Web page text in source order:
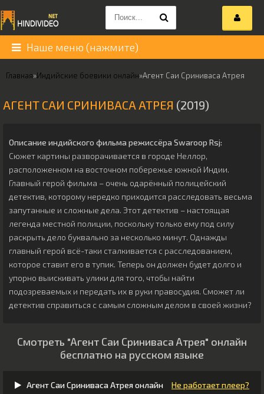
Наше меню (нажмите)
Главная»Индийские боевики онлайн»Агент Саи Сриниваса Атрея
АГЕНТ САИ СРИНИВАСА АТРЕЯ (2019)
Описание индийского фильма режиссёра Swaroop Rsj:
Сюжет картины разворачивается в городе Неллор,
расположенном на восточном побережье южной Индии.
Главный герой фильма – очень одарённый полицейский
детектив, которому нередко приходится расследовать весьма
запутанные и сложные дела. Этот детектив – настоящая
легенда местной полиции, поскольку только ему под силу
раскрыть дело буквально за несколько минут. Однажды
главный герой всё-таки сталкивается с расследованием,
которое ставит его в тупик. Теперь он должен будет долго и
упорно выискивать улики для того, чтобы найти
подозреваемых и передать их в руки правосудия. Сможет ли
детектив справиться с самым сложным делом в своей жизни?
Смотреть "Агент Саи Сриниваса Атрея" онлайн
бесплатно на русском языке
Агент Саи Сриниваса Атрея онлайн Не работает плеер?